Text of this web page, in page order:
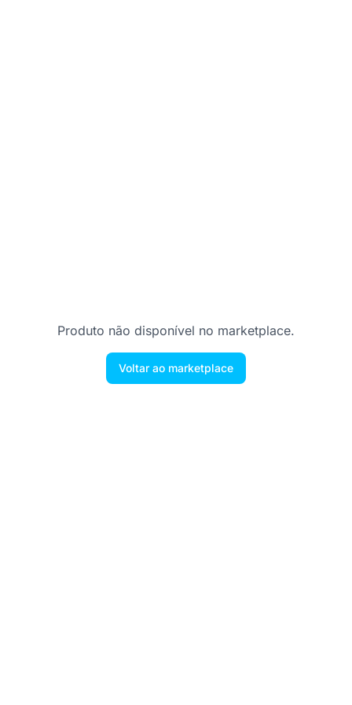
Produto não disponível no marketplace.
Voltar ao marketplace